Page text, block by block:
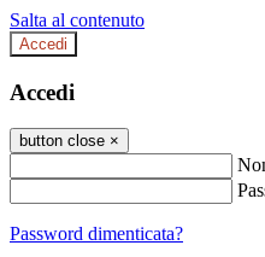
Salta al contenuto
Accedi
Accedi
button close ×
Password dimenticata?